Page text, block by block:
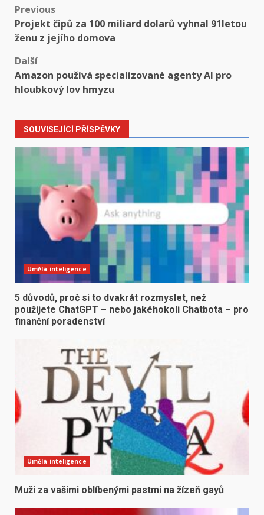
Post
navigation
Previous
Projekt čipů za 100 miliard dolarů vyhnal 91letou
ženu z jejího domova
Další
Amazon používá specializované agenty AI pro
hloubkový lov hmyzu
SOUVISEJÍCÍ PŘÍSPĚVKY
Umělá inteligence
5 důvodů, proč si to dvakrát rozmyslet, než
použijete ChatGPT – nebo jakéhokoli Chatbota – pro
finanční poradenství
Umělá inteligence
Muži za vašimi oblíbenými pastmi na žízeň gayů